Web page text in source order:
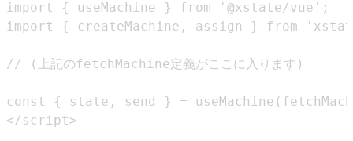
</script>